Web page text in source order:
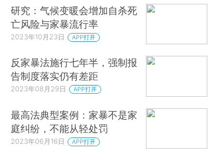
研究：气候变暖会增加自杀死
亡风险与家暴流行率
2023年10月23日 APP打开
反家暴法施行七年半，强制报
告制度落实仍有差距
2023年08月29日 APP打开
最高法典型案例：家暴不是家
庭纠纷，不能从轻处罚
2023年06月16日 APP打开